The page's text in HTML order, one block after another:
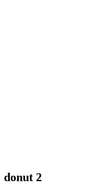
donut 2